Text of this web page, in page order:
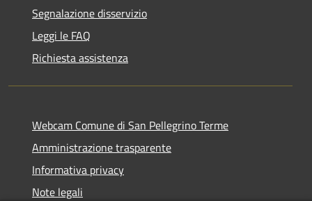
Segnalazione disservizio
Leggi le FAQ
Richiesta assistenza
Webcam Comune di San Pellegrino Terme
Amministrazione trasparente
Informativa privacy
Note legali